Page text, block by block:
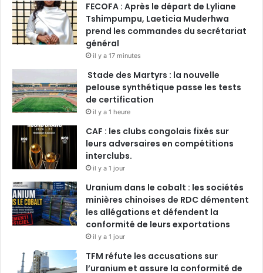
FECOFA : Après le départ de Lyliane
Tshimpumpu, Laeticia Muderhwa
prend les commandes du secrétariat
général
il y a 17 minutes
Stade des Martyrs : la nouvelle
pelouse synthétique passe les tests
de certification
il y a 1 heure
CAF : les clubs congolais fixés sur
leurs adversaires en compétitions
interclubs.
il y a 1 jour
Uranium dans le cobalt : les sociétés
minières chinoises de RDC démentent
les allégations et défendent la
conformité de leurs exportations
il y a 1 jour
TFM réfute les accusations sur
l’uranium et assure la conformité de